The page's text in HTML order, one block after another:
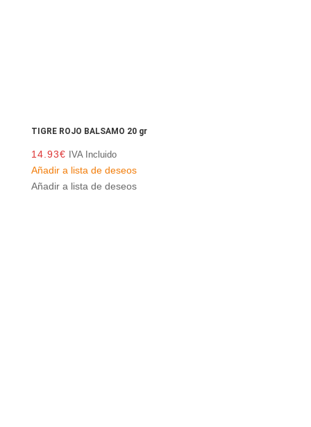
TIGRE ROJO BALSAMO 20 gr
14.93€ IVA Incluido
Añadir a lista de deseos
Añadir a lista de deseos